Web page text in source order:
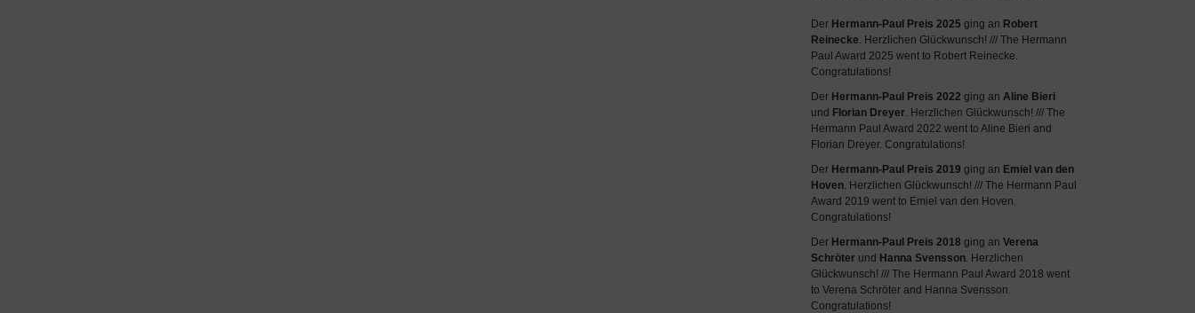
Der Hermann-Paul Preis 2025 ging an Robert
Reinecke. Herzlichen Glückwunsch! /// The Hermann
Paul Award 2025 went to Robert Reinecke.
Congratulations!
Der Hermann-Paul Preis 2022 ging an Aline Bieri
und Florian Dreyer. Herzlichen Glückwunsch! /// The
Hermann Paul Award 2022 went to Aline Bieri and
Florian Dreyer. Congratulations!
Der Hermann-Paul Preis 2019 ging an Emiel van den
Hoven. Herzlichen Glückwunsch! /// The Hermann Paul
Award 2019 went to Emiel van den Hoven.
Congratulations!
Der Hermann-Paul Preis 2018 ging an Verena
Schröter und Hanna Svensson. Herzlichen
Glückwunsch! /// The Hermann Paul Award 2018 went
to Verena Schröter and Hanna Svensson.
Congratulations!